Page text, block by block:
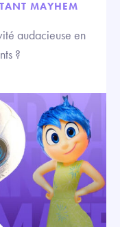
MAYHEM
audacieuse en
?